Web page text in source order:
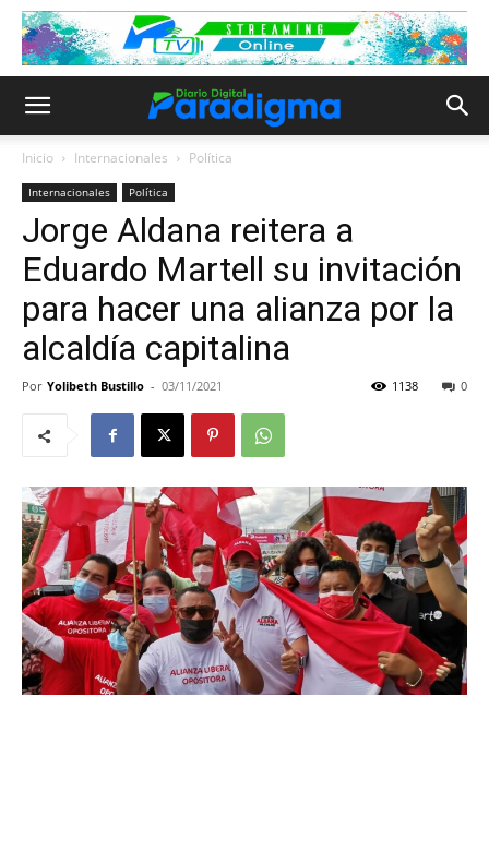
Inicio Internacionales Política
Internacionales Política
Jorge Aldana reitera a
Eduardo Martell su invitación
para hacer una alianza por la
alcaldía capitalina
Por Yolibeth Bustillo - 03/11/2021 0
1138